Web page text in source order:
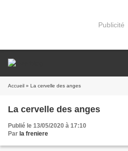
Publicité
Accueil » La cervelle des anges
La cervelle des anges
Publié le 13/05/2020 à 17:10
Par la freniere